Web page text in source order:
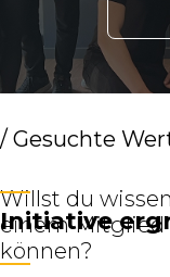
/ Gesuchte
Willst du
einem Mitglied
können?
Initiative